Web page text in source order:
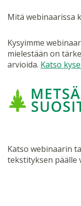
Mitä webinaarissa
Kysyimme
mielestään on
arvioida. Katso
Katso webinaarin
tekstityksen päälle